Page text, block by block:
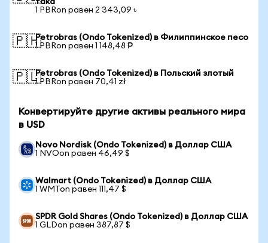
така
1 PBRon равен 2 343,09 ৳
🇵🇭Petrobras (Ondo Tokenized) в Филиппинское песо
1 PBRon равен 1 148,48 ₱
🇵🇱Petrobras (Ondo Tokenized) в Польский злотый
1 PBRon равен 70,41 zł
Конвертируйте другие активы реального мира
в USD
Novo Nordisk (Ondo Tokenized) в Доллар США
1 NVOon равен 46,49 $
Walmart (Ondo Tokenized) в Доллар США
1 WMTon равен 111,47 $
SPDR Gold Shares (Ondo Tokenized) в Доллар США
1 GLDon равен 387,87 $